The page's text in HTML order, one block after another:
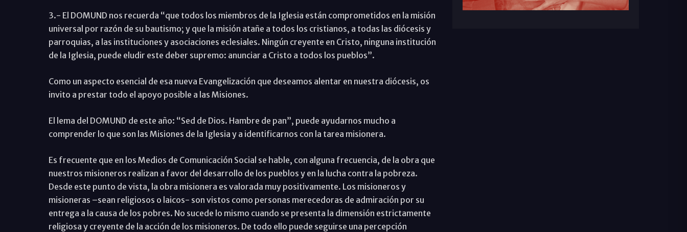
3.- El DOMUND nos recuerda “que todos los miembros de la Iglesia están comprometidos en la misión
universal por razón de su bautismo; y que la misión atañe a todos los cristianos, a todas las diócesis y
parroquias, a las instituciones y asociaciones eclesiales. Ningún creyente en Cristo, ninguna institución
de la Iglesia, puede eludir este deber supremo: anunciar a Cristo a todos los pueblos”.
Como un aspecto esencial de esa nueva Evangelización que deseamos alentar en nuestra diócesis, os
invito a prestar todo el apoyo posible a las Misiones.
El lema del DOMUND de este año: “Sed de Dios. Hambre de pan”, puede ayudarnos mucho a
comprender lo que son las Misiones de la Iglesia y a identificarnos con la tarea misionera.
Es frecuente que en los Medios de Comunicación Social se hable, con alguna frecuencia, de la obra que
nuestros misioneros realizan a favor del desarrollo de los pueblos y en la lucha contra la pobreza.
Desde este punto de vista, la obra misionera es valorada muy positivamente. Los misioneros y
misioneras –sean religiosos o laicos- son vistos como personas merecedoras de admiración por su
entrega a la causa de los pobres. No sucede lo mismo cuando se presenta la dimensión estrictamente
religiosa y creyente de la acción de los misioneros. De todo ello puede seguirse una percepción